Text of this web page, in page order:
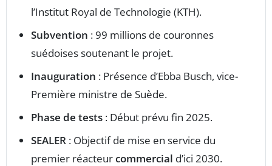
l’Institut Royal de Technologie (KTH).
Subvention : 99 millions de couronnes
suédoises soutenant le projet.
Inauguration : Présence d’Ebba Busch, vice-
Première ministre de Suède.
Phase de tests : Début prévu fin 2025.
SEALER : Objectif de mise en service du
premier réacteurcommercial d’ici 2030.